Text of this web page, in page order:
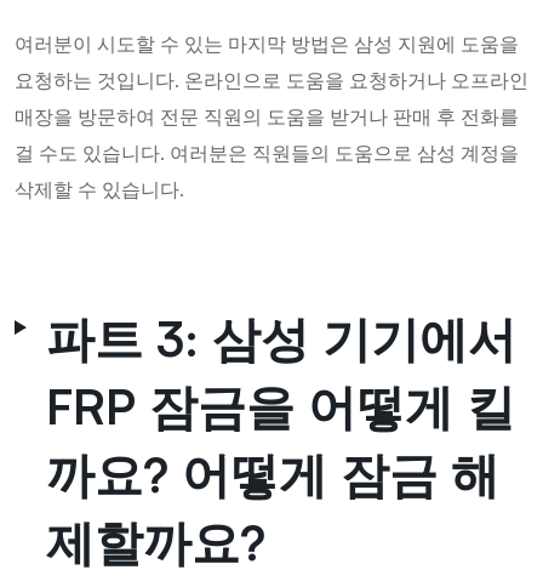
여러분이 시도할 수 있는 마지막 방법은 삼성 지원에 도움을
요청하는 것입니다. 온라인으로 도움을 요청하거나 오프라인
매장을 방문하여 전문 직원의 도움을 받거나 판매 후 전화를
걸 수도 있습니다. 여러분은 직원들의 도움으로 삼성 계정을
삭제할 수 있습니다.
파트 3: 삼성 기기에서
FRP 잠금을 어떻게 킬
까요? 어떻게 잠금 해
제할까요?